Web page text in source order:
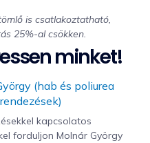
is csatlakoztatható,
25%-al csökken.
minket!
(hab és poliurea
kapcsolatos
forduljon Molnár György